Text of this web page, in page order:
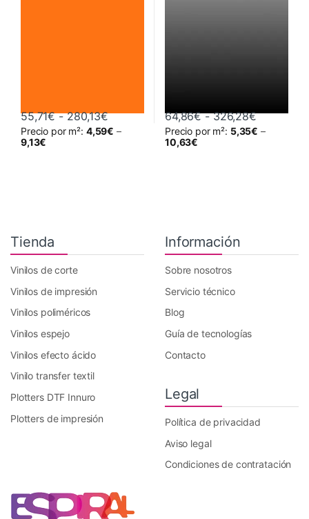
55,71€ - 280,13€Rango de precios: desde 55,71€ hasta
Precio por m²: 4,59€ –
9,13€
Este producto tiene múltiples variantes. Las opciones se
64,86€ - 326,28€Rango
Precio por m²: 5,35€ –
10,63€
Este producto tiene múltiples
Tienda
Vinilos de corte
Vinilos de impresión
Vinilos poliméricos
Vinilos espejo
Vinilos efecto ácido
Vinilo transfer textil
Plotters DTF Innuro
Plotters de impresión
Información
Sobre nosotros
Servicio técnico
Blog
Guía de tecnologías
Contacto
Legal
Política de privacidad
Aviso legal
Condiciones de contratación